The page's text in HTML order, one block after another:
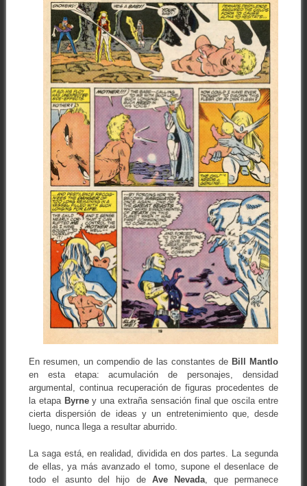
En resumen, un compendio de las constantes de Bill Mantlo
en esta etapa: acumulación de personajes, densidad
argumental, continua recuperación de figuras procedentes de
la etapa Byrney una extraña sensación final que oscila entre
cierta dispersión de ideas y un entretenimiento que, desde
luego, nunca llega a resultar aburrido.
La saga está, en realidad, dividida en dos partes. La segunda
de ellas, ya más avanzado el tomo, supone el desenlace de
todo el asunto del hijo de Ave Nevada, que permanece